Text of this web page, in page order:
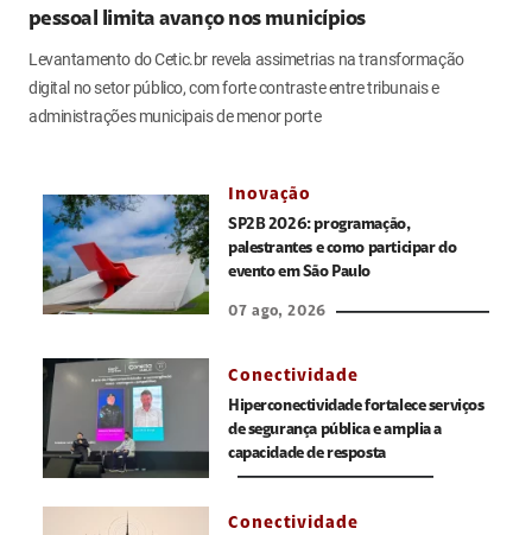
pessoal limita avanço nos municípios
Levantamento do Cetic.br revela assimetrias na transformação
digital no setor público, com forte contraste entre tribunais e
administrações municipais de menor porte
Inovação
SP2B 2026: programação,
palestrantes e como participar do
evento em São Paulo
07 ago, 2026
Conectividade
Hiperconectividade fortalece serviços
de segurança pública e amplia a
capacidade de resposta
Conectividade